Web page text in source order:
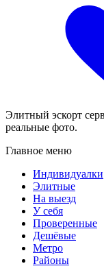
Элитный эскорт
реальные фото.
Главное меню
Индивидуалки
Элитные
На выезд
У себя
Проверенные
Дешёвые
Метро
Районы